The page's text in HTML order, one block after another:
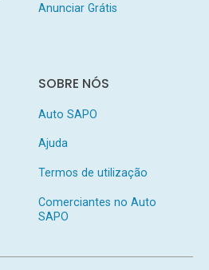
Anunciar Grátis
SOBRE NÓS
Auto SAPO
Ajuda
Termos de utilização
Comerciantes no Auto
SAPO